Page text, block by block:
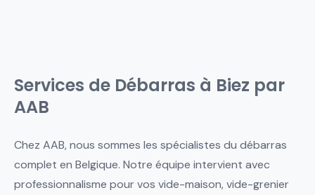
Services de Débarras à Biez par
AAB
Chez AAB, nous sommes les spécialistes du débarras
complet en Belgique. Notre équipe intervient avec
professionnalisme pour vos vide-maison, vide-grenier